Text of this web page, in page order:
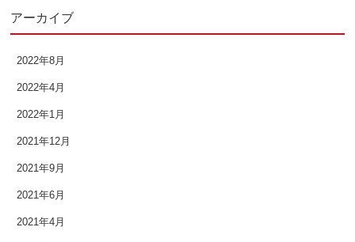
アーカイブ
2022年8月
2022年4月
2022年1月
2021年12月
2021年9月
2021年6月
2021年4月